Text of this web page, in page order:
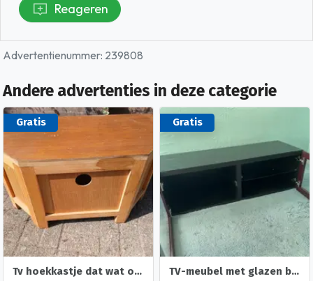
Reageren
Advertentienummer: 239808
Andere advertenties in deze categorie
Gratis
Tv hoekkastje dat wat opgeknapt moet woeden.
Gratis
TV-meubel met glazen blad